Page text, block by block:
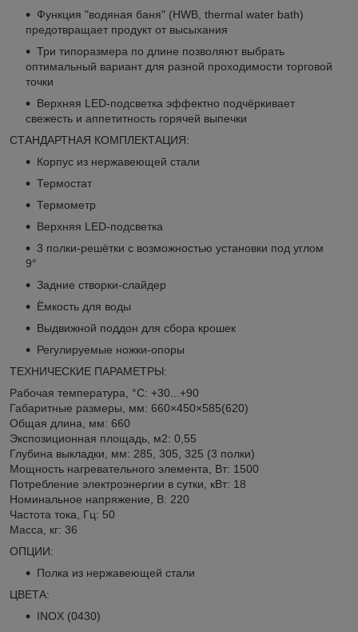
Функция "водяная баня" (HWB, thermal water bath)
предотвращает продукт от высыхания
Три типоразмера по длине позволяют выбрать
оптимальный вариант для разной проходимости торговой
точки
Верхняя LED-подсветка эффектно подчёркивает
свежесть и аппетитность горячей выпечки
СТАНДАРТНАЯ КОМПЛЕКТАЦИЯ:
Корпус из нержавеющей стали
Термостат
Термометр
Верхняя LED-подсветка
3 полки-решётки с возможностью установки под углом
9°
Задние створки-слайдер
Ёмкость для воды
Выдвижной поддон для сбора крошек
Регулируемые ножки-опоры
ТЕХНИЧЕСКИЕ ПАРАМЕТРЫ:
Рабочая температура, °C: +30...+90
Габаритные размеры, мм: 660×450×585(620)
Общая длина, мм: 660
Экспозиционная площадь, м2: 0,55
Глубина выкладки, мм: 285, 305, 325 (3 полки)
Мощность нагревательного элемента, Вт: 1500
Потребление электроэнергии в сутки, кВт: 18
Номинальное напряжение, В: 220
Частота тока, Гц: 50
Масса, кг: 36
ОПЦИИ:
Полка из нержавеющей стали
ЦВЕТА:
INOX (0430)